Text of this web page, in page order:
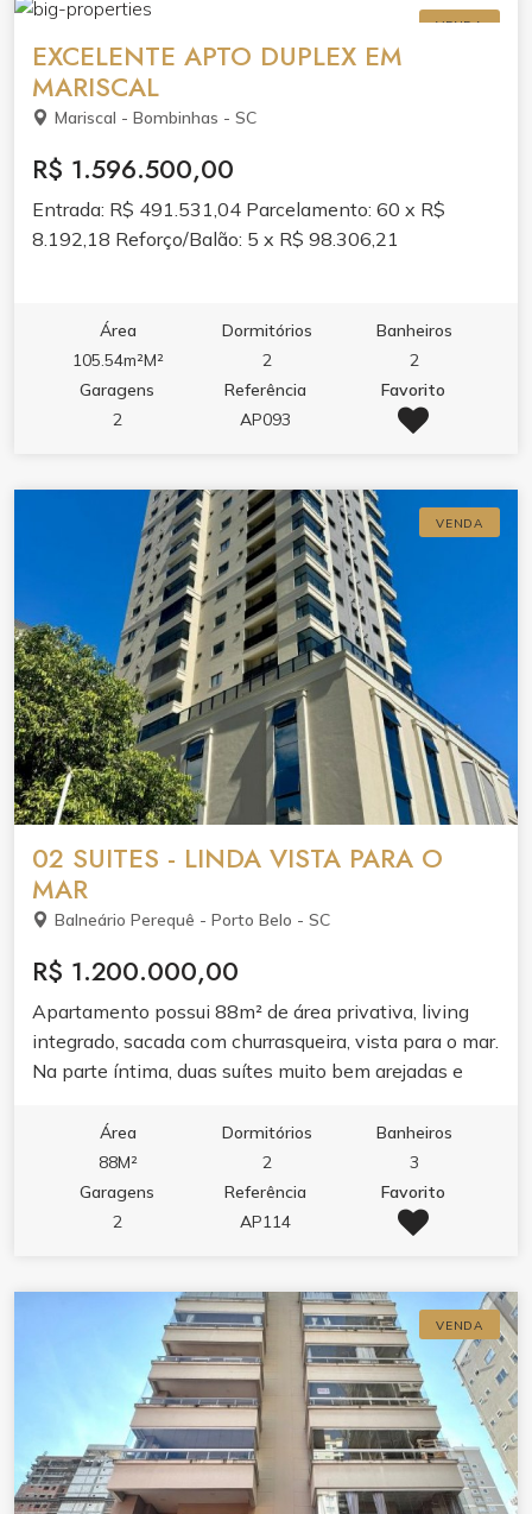
VENDA
EXCELENTE APTO DUPLEX EM
MARISCAL
Mariscal - Bombinhas - SC
R$ 1.596.500,00
Entrada: R$ 491.531,04 Parcelamento: 60 x R$
8.192,18 Reforço/Balão: 5 x R$ 98.306,21
Área
105.54m²M²
Dormitórios
2
Banheiros
2
Garagens
2
Referência
AP093
Favorito
VENDA
02 SUITES - LINDA VISTA PARA O
MAR
Balneário Perequê - Porto Belo - SC
R$ 1.200.000,00
Apartamento possui 88m² de área privativa, living
integrado, sacada com churrasqueira, vista para o mar.
Na parte íntima, duas suítes muito bem arejadas e
desejadas do momento, próximo ao molhe de
Balneário Perequê e do Pier Turístico de Itapema.
Área
88M²
Dormitórios
2
Banheiros
3
Garagens
2
Referência
AP114
Favorito
VENDA